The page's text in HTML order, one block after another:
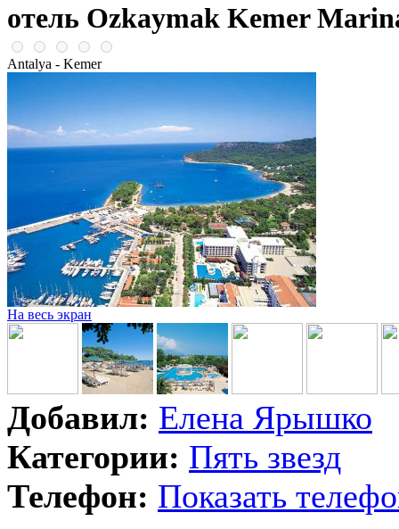
отель Ozkaymak Kemer
Antalya - Kemer
На весь экран
Добавил: Елена Ярышко
Категории: Пять звезд
Телефон: Показать